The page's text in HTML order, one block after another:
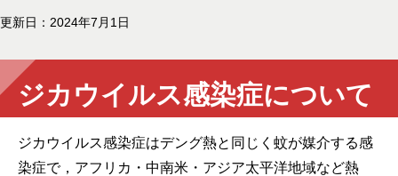
更新日：2024年7月1日
ジカウイルス感染症について
ジカウイルス感染症はデング熱と同じく蚊が媒介する感
染症で，アフリカ・中南米・アジア太平洋地域など熱